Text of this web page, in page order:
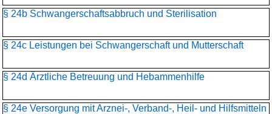
§ 24b Schwangerschaftsabbruch und Sterilisation
§ 24c Leistungen bei Schwangerschaft und Mutterschaft
§ 24d Ärztliche Betreuung und Hebammenhilfe
§ 24e Versorgung mit Arznei-, Verband-, Heil- und Hilfsmitteln